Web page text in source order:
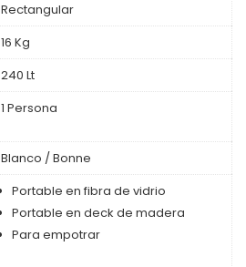
Rectangular
16 Kg
240 Lt
1 Persona
Blanco / Bonne
Portable en fibra de vidrio
Portable en deck de madera
Para empotrar